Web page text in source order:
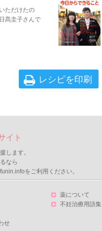
ただけたの
髙圭子さんで
レシピを印刷
イト
します。
なら
をご利用ください。
せ
薬について
不妊治療用語集